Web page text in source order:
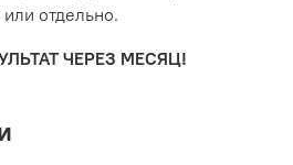
отдельно.
ЧЕРЕЗ МЕСЯЦ!